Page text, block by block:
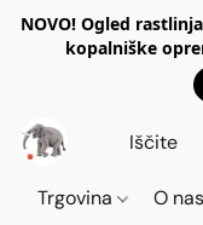
NOVO! Ogled
kopalniške
Trgovina O nas